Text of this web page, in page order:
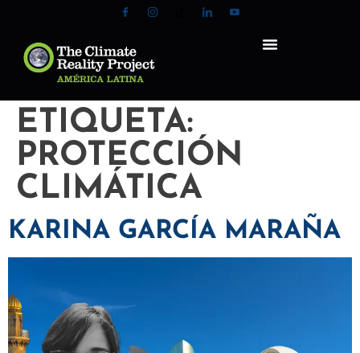
ETIQUETA:
PROTECCIÓN
CLIMÁTICA
KARINA GARCÍA MARAÑA